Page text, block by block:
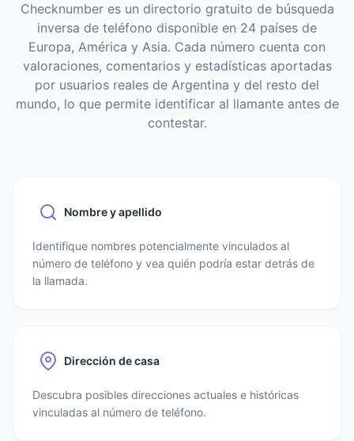
Checknumber es un directorio gratuito de búsqueda
inversa de teléfono disponible en 24 países de
Europa, América y Asia. Cada número cuenta con
valoraciones, comentarios y estadísticas aportadas
por usuarios reales de Argentina y del resto del
mundo, lo que permite identificar al llamante antes de
contestar.
Nombre y apellido
Identifique nombres potencialmente vinculados al
número de teléfono y vea quién podría estar detrás de
la llamada.
Dirección de casa
Descubra posibles direcciones actuales e históricas
vinculadas al número de teléfono.